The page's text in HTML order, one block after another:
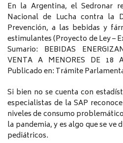
En la Argentina, el Sedronar
Nacional de Lucha contra la
Prevención, a las bebidas y
estimulantes (Proyecto de Ley –
Sumario: BEBIDAS
VENTA A MENORES DE 18
Publicado en: Trámite
Si bien no se cuenta con
especialistas de la SAP
niveles de consumo
la pandemia, y es algo que se ve
pediátricos.